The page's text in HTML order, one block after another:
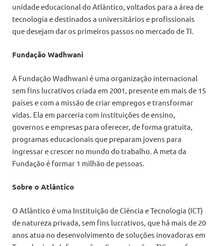
unidade educacional do Atlântico, voltados para a área de
tecnologia e destinados a universitários e profissionais
que desejam dar os primeiros passos no mercado de TI.
Fundação Wadhwani
A Fundação Wadhwani é uma organização internacional
sem fins lucrativos criada em 2001, presente em mais de 15
países e com a missão de criar empregos e transformar
vidas. Ela em parceria com instituições de ensino,
governos e empresas para oferecer, de forma gratuita,
programas educacionais que preparam jovens para
ingressar e crescer no mundo do trabalho. A meta da
Fundação é formar 1 milhão de pessoas.
Sobre o Atlântico
O Atlântico é uma Instituição de Ciência e Tecnologia (ICT)
de natureza privada, sem fins lucrativos, que há mais de 20
anos atua no desenvolvimento de soluções inovadoras em